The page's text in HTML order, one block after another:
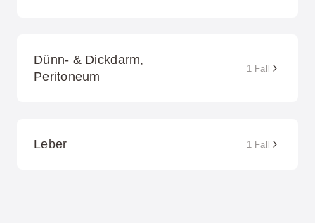
Dünn- & Dickdarm,
Peritoneum
1 Fall
Leber 1 Fall